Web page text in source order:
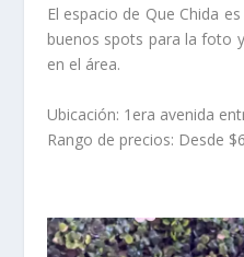
El espacio de Que Chida
buenos spots para la foto
en el área.
Ubicación: 1era avenida
Rango de precios: Desde